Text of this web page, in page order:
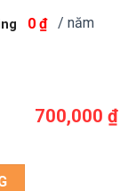
0 ₫ / năm
700,000 ₫